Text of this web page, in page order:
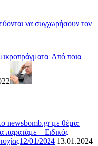
να συγχωρήσουν τον
Από ποια
newsbomb.gr με θέμα:
παρατάμε – Ειδικός
01/2024 13.01.2024